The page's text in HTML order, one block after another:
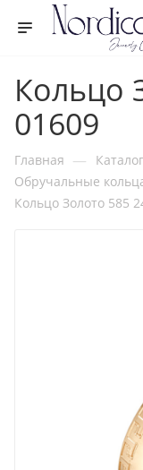
Кольцо
01609
Главная — Каталог
Обручальные
Кольцо Золото 585